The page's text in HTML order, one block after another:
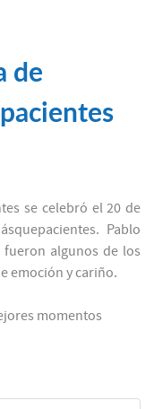
de
se celebró el 20 de
Pablo
fueron algunos de los
emoción y cariño.
momentos